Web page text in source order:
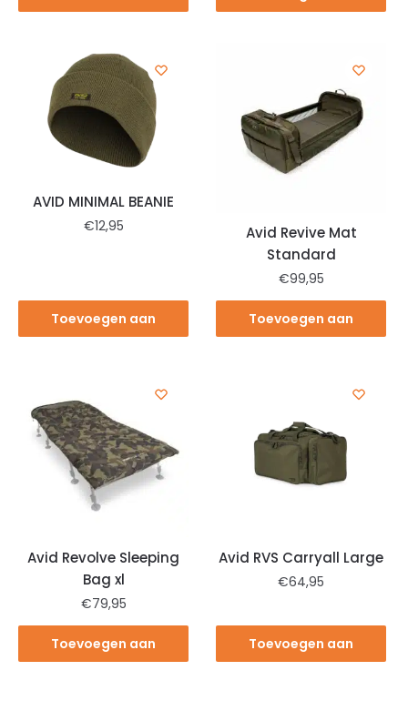
AVID MINIMAL BEANIE
€12,95
Toevoegen aan
Avid Revive Mat
Standard
€99,95
Toevoegen aan
Avid Revolve Sleeping
Bag xl
€79,95
Toevoegen aan
Avid RVS Carryall Large
€64,95
Toevoegen aan